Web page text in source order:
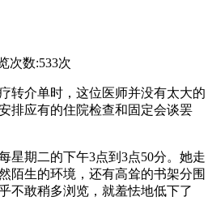
次数:533次
介单时，这位医师并没有太大的
排应有的住院检查和固定会谈罢
期二的下午3点到3点50分。她走
陌生的环境，还有高耸的书架分围
不敢稍多浏览，就羞怯地低下了